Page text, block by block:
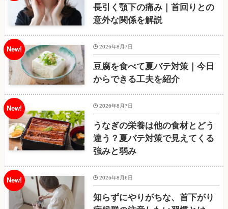
長引く顎下の痛み｜首回りとの
意外な関係を解説
豆腐を食べて夏バテ対策｜今日
からできる工夫を紹介
2026年8月7日
うなぎの栄養は他の食材とどう
違う？夏バテ対策で見えてくる
強みと弱み
2026年8月7日
知らずにやりがちな、首下がり
2026年8月6日